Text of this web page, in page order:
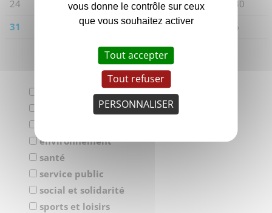
24
26 27 28 29
30
31
2 3 4 6
Filtrer par thématique
commerces, services et économie
culture et tourisme
environnement
santé
service public
social et solidarité
sports et loisirs
vous donne le contrôle sur ceux
que vous souhaitez activer
Tout accepter
Tout refuser
PERSONNALISER